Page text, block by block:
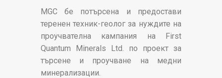
MGC бе потърсена и предостави
теренен техник-геолог за нуждите на
проучвателна кампания на First
Quantum Minerals Ltd. по проект за
търсене и проучване на медни
минерализации.